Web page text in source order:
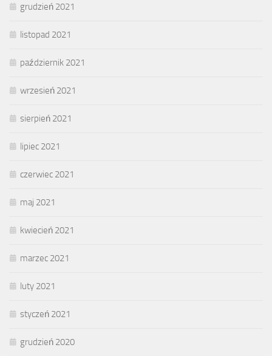
grudzień 2021
listopad 2021
październik 2021
wrzesień 2021
sierpień 2021
lipiec 2021
czerwiec 2021
maj 2021
kwiecień 2021
marzec 2021
luty 2021
styczeń 2021
grudzień 2020